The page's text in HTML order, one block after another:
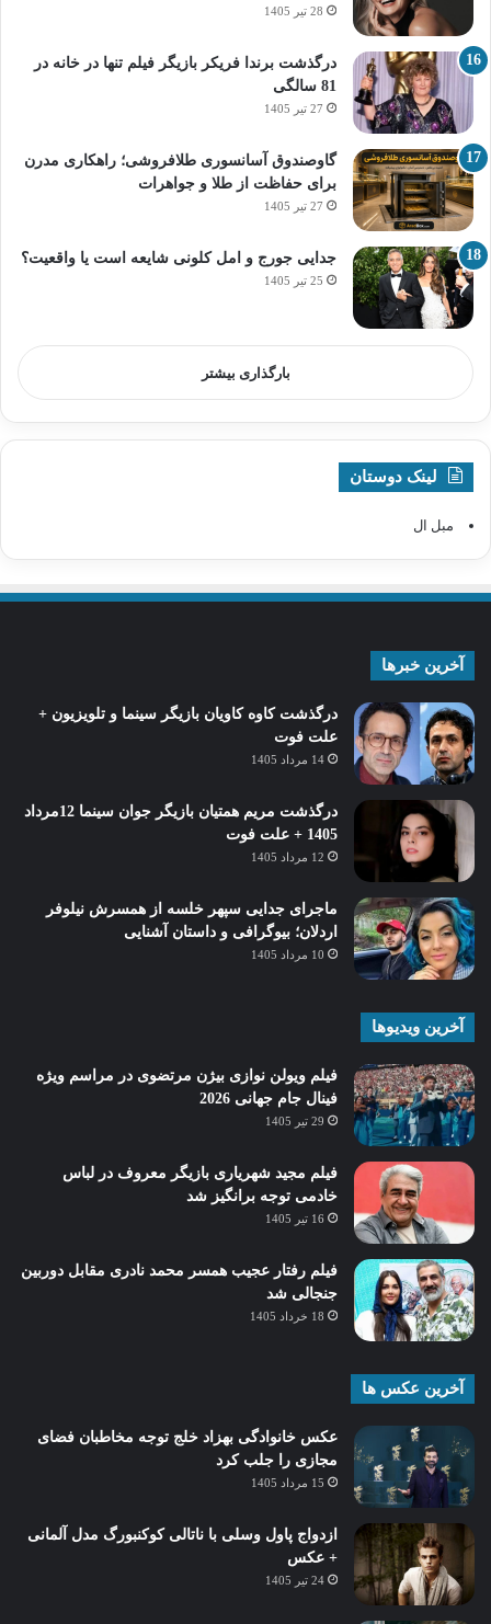
28 تیر 1405
درگذشت برندا فریکر بازیگر فیلم تنها در خانه در
81 سالگی
27 تیر 1405
گاوصندوق آسانسوری طلافروشی؛ راهکاری مدرن
برای حفاظت از طلا و جواهرات
27 تیر 1405
جدایی جورج و امل کلونی شایعه است یا واقعیت؟
25 تیر 1405
بارگذاری بیشتر
لینک دوستان
مبل ال
آخرین خبرها
درگذشت کاوه کاویان بازیگر سینما و تلویزیون +
علت فوت
14 مرداد 1405
درگذشت مریم همتیان بازیگر جوان سینما 12مرداد
1405 + علت فوت
12 مرداد 1405
ماجرای جدایی سپهر خلسه از همسرش نیلوفر
اردلان؛ بیوگرافی و داستان آشنایی
10 مرداد 1405
آخرین ویدیوها
فیلم ویولن نوازی بیژن مرتضوی در مراسم ویژه
فینال جام جهانی 2026
29 تیر 1405
فیلم مجید شهریاری بازیگر معروف در لباس
خادمی توجه برانگیز شد
16 تیر 1405
فیلم رفتار عجیب همسر محمد نادری مقابل دوربین
جنجالی شد
18 خرداد 1405
آخرین عکس ها
عکس خانوادگی بهزاد خلج توجه مخاطبان فضای
مجازی را جلب کرد
15 مرداد 1405
ازدواج پاول وسلی با ناتالی کوکنبورگ مدل آلمانی
+ عکس
24 تیر 1405